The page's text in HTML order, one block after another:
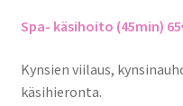
Spa- käsihoito (45min)
Kynsien viilaus,
käsihieronta.